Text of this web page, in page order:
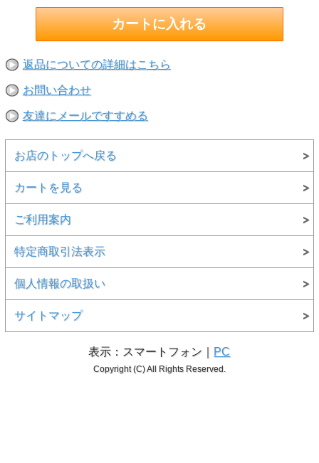
返品についての詳細はこちら
お問い合わせ
友達にメールですすめる
お店のトップへ戻る
カートを見る
ご利用案内
特定商取引法表示
個人情報の取扱い
サイトマップ
表示：スマートフォン｜ PC
Copyright (C) All Rights Reserved.